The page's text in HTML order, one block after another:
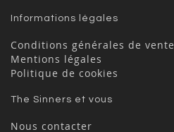
Informations légales
Conditions générales de vente
Mentions légales
Politique de cookies
The Sinners et vous
Nous contacter